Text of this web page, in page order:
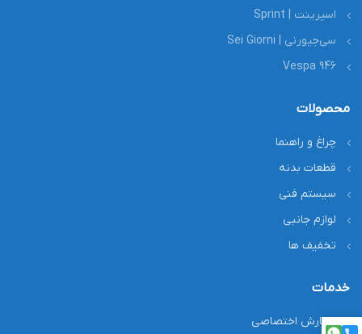
اسپرینت | Sprint
سی‌جیورنی | Sei Giorni
Vespa 946
محصولات
چراغ و راهنما
قطعات بدنه
سیستم فنی
لوازم جانبی
تخفیف ها
خدمات
سفارش اختصاصی